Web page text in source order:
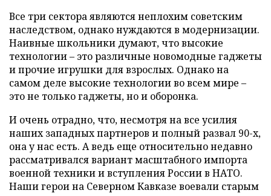
Все три сектора являются неплохим советским
наследством, однако нуждаются в модернизации.
Наивные школьники думают, что высокие
технологии – это различные новомодные гаджеты
и прочие игрушки для взрослых. Однако на
самом деле высокие технологии во всем мире –
это не только гаджеты, но и оборонка.
И очень отрадно, что, несмотря на все усилия
наших западных партнеров и полный развал 90-х,
она у нас есть. А ведь еще относительно недавно
рассматривался вариант масштабного импорта
военной техники и вступления России в НАТО.
Наши герои на Северном Кавказе воевали старым